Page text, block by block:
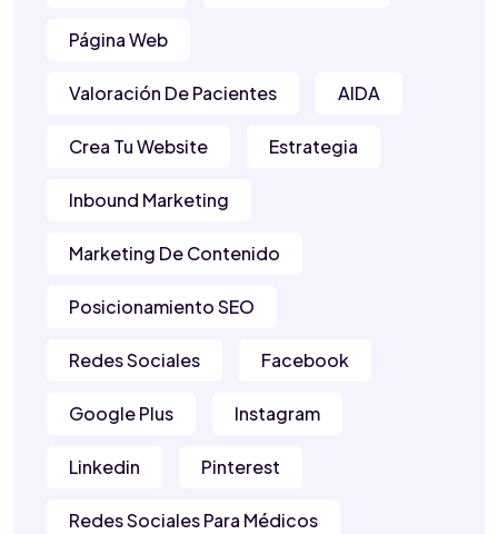
Página Web
Valoración De Pacientes AIDA
Crea Tu Website Estrategia
Inbound Marketing
Marketing De Contenido
Posicionamiento SEO
Redes Sociales Facebook
Google Plus Instagram
Linkedin Pinterest
Redes Sociales Para Médicos